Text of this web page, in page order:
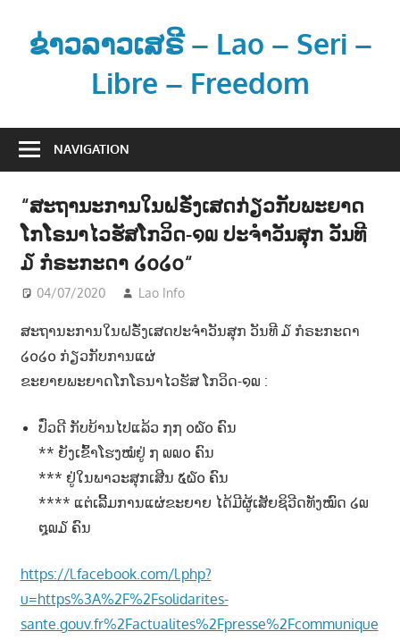
contentຂ່າວລາວເສຣີ – Lao – Seri –
Libre – Freedom
າ
ະ
ຂໍ້
ນ
ຂ່
າ
ວ
NAVIGATION
“ສະຖານະການໃນຝຣັ່ງເສດກ່ຽວກັບພະຍາດ
ໂກໂຣນາໄວຮັສໂກວິດ-໑໙ ປະຈຳວັນສຸກ ວັນທີ
໓ ກໍຣະກະດາ ໒໐໒໐“
04/07/2020 Lao Info
ສະຖານະການໃນຝຣັ່ງເສດປະຈຳວັນສຸກ ວັນທີ ໓ ກໍຣະກະດາ
໒໐໒໐ ກ່ຽວກັບການແຜ່
ຂະຍາຍພະຍາດໂກໂຣນາໄວຮັສ ໂກວິດ-໑໙ :
ປົ່ວດີ ກັບບ້ານໄປແລ້ວ ໗໗ ໐໖໐ ຄົນ
** ຍັງເຂົ້າໂຮງໝໍຢູ່ ໗ ໙໙໐ ຄົນ
*** ຢູ່ໃນພາວະສຸກເສີນ ໕໖໐ ຄົນ
**** ແຕ່ເລີ້ມການແຜ່ຂະຍາຍ ໄດ້ມີຜູ້ເສັຍຊິວີດທັງໝົດ ໒໙
໘໙໓ ຄົນ
https://l.facebook.com/l.php?
u=https%3A%2F%2Fsolidarites-
sante.gouv.fr%2Factualites%2Fpresse%2Fcommunique